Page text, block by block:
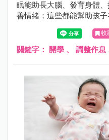
眠能助長大腦、發育身體
善情緒；這些都能幫助孩
收
關鍵字： 開學 、 調整作息